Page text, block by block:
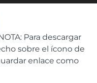
Para descargar
sobre el ícono de
enlace como